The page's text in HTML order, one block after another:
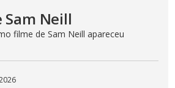
Neill
filme de Sam Neill apareceu